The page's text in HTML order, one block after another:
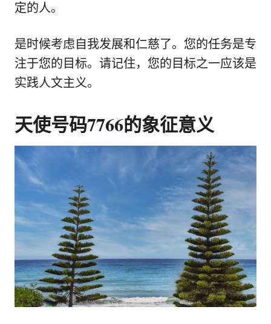
定的人。
是时候考虑自我发展和仁慈了。您的任务是专
注于您的目标。请记住，您的目标之一应该是
实践人文主义。
天使号码7766的象征意义